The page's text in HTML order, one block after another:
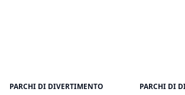
PARCHI DI DIVERTIMENTO PARCHI DI